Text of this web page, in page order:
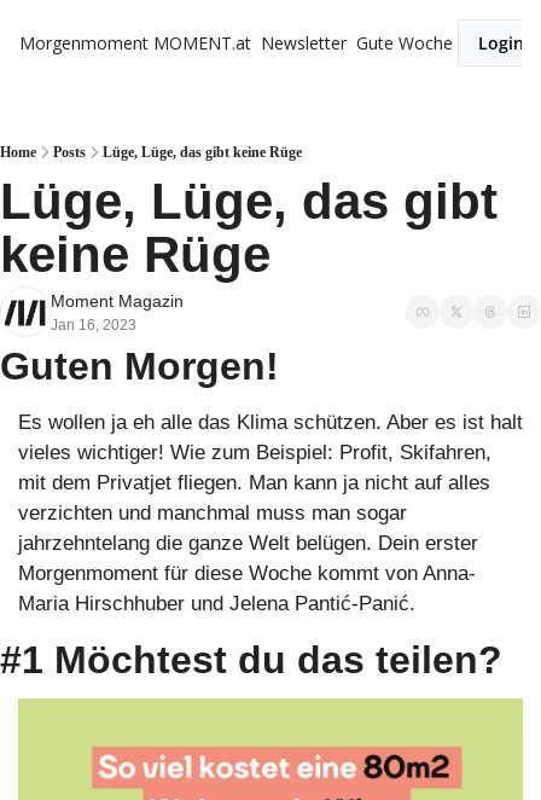
Morgenmoment MOMENT.at Newsletter Gute Woche Login
Home Posts Lüge, Lüge, das gibt keine Rüge
Lüge, Lüge, das gibt
keine Rüge
Moment Magazin
Jan 16, 2023
Guten Morgen!
Es wollen ja eh alle das Klima schützen. Aber es ist halt
vieles wichtiger! Wie zum Beispiel: Profit, Skifahren,
mit dem Privatjet fliegen. Man kann ja nicht auf alles
verzichten und manchmal muss man sogar
jahrzehntelang die ganze Welt belügen. Dein erster
Morgenmoment für diese Woche kommt von Anna-
Maria Hirschhuber und Jelena Pantić-Panić.
#1 Möchtest du das teilen?